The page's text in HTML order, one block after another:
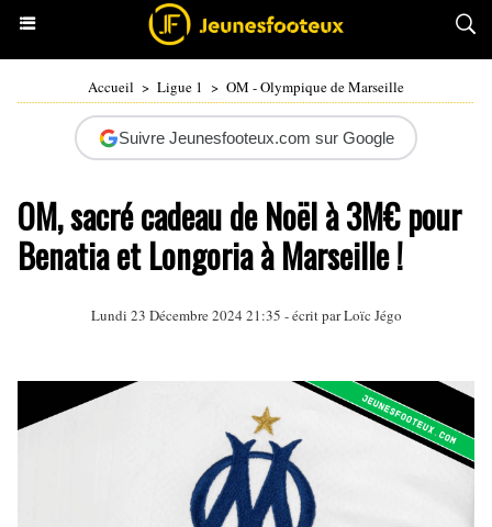
Accueil > Ligue 1 > OM - Olympique de Marseille
Suivre Jeunesfooteux.com sur Google
OM, sacré cadeau de Noël à 3M€ pour
Benatia et Longoria à Marseille !
Lundi 23 Décembre 2024 21:35 - écrit parLoïc Jégo